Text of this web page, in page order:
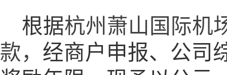
根据杭州萧山国际机
款， 经商户申报、公司